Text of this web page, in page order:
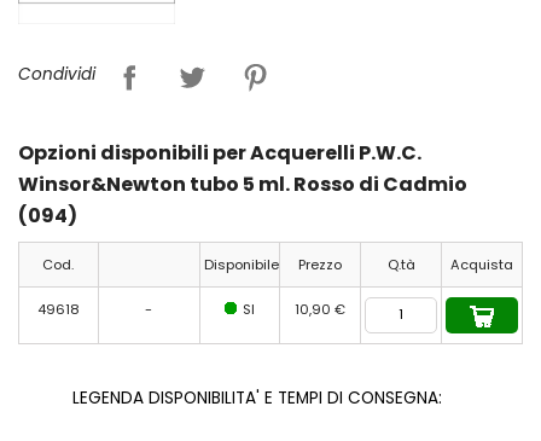
Condividi
Opzioni disponibili per Acquerelli P.W.C.
Winsor&Newton tubo 5 ml. Rosso di Cadmio
(094)
Cod. Disponibile Prezzo Q.tà Acquista
49618 - SI 10,90 €
LEGENDA DISPONIBILITA' E TEMPI DI CONSEGNA: